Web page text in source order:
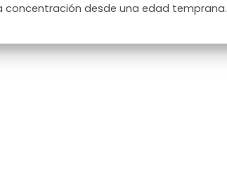
concentración desde una edad temprana.